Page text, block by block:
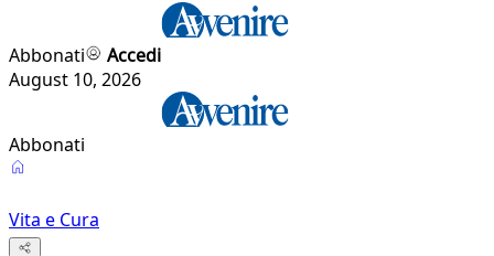
Abbonati
Accedi
August 10, 2026
Abbonati
Vita e Cura